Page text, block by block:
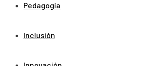
Pedagogía
Inclusión